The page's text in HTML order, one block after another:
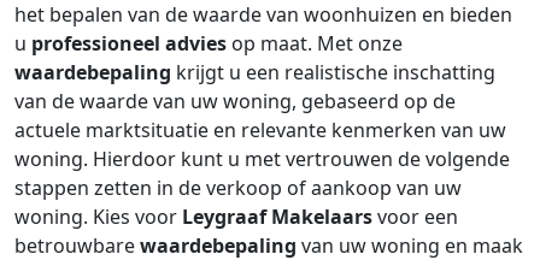
het bepalen van de waarde van woonhuizen en bieden
u professioneel advies op maat. Met onze
waardebepaling krijgt u een realistische inschatting
van de waarde van uw woning, gebaseerd op de
actuele marktsituatie en relevante kenmerken van uw
woning. Hierdoor kunt u met vertrouwen de volgende
stappen zetten in de verkoop of aankoop van uw
woning. Kies voor Leygraaf Makelaarsvoor een
betrouwbarewaardebepaling van uw woning en maak